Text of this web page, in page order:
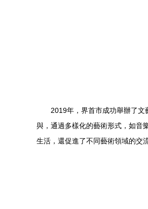
2019年，界首市成功舉辦了
與，通過多樣化的藝術形式，如音
生活，還促進了不同藝術領域的交